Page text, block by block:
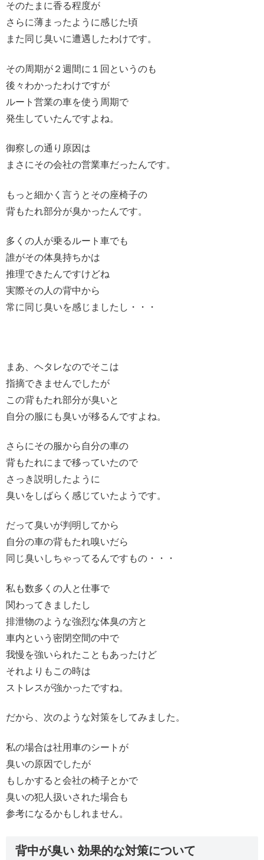
そのたまに香る程度が
さらに薄まったように感じた頃
また同じ臭いに遭遇したわけです。
その周期が２週間に１回というのも
後々わかったわけですが
ルート営業の車を使う周期で
発生していたんですよね。
御察しの通り原因は
まさにその会社の営業車だったんです。
もっと細かく言うとその座椅子の
背もたれ部分が臭かったんです。
多くの人が乗るルート車でも
誰がその体臭持ちかは
推理できたんですけどね
実際その人の背中から
常に同じ臭いを感じましたし・・・
まあ、ヘタレなのでそこは
指摘できませんでしたが
この背もたれ部分が臭いと
自分の服にも臭いが移るんですよね。
さらにその服から自分の車の
背もたれにまで移っていたので
さっき説明したように
臭いをしばらく感じていたようです。
だって臭いが判明してから
自分の車の背もたれ嗅いだら
同じ臭いしちゃってるんですもの・・・
私も数多くの人と仕事で
関わってきましたし
排泄物のような強烈な体臭の方と
車内という密閉空間の中で
我慢を強いられたこともあったけど
それよりもこの時は
ストレスが強かったですね。
だから、次のような対策をしてみました。
私の場合は社用車のシートが
臭いの原因でしたが
もしかすると会社の椅子とかで
臭いの犯人扱いされた場合も
参考になるかもしれません。
背中が臭い 効果的な対策について